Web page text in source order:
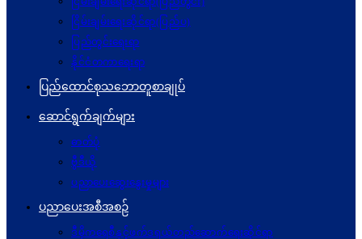
ငြိမ်းချမ်းရေးဆိုင်ရာ(ပြည်ပ)
ပြည်တွင်းရေးရာ
နိုင်ငံတကာရေးရာ
ပြည်ထောင်စုသဘောတူစာချုပ်
ဆောင်ရွက်ချက်များ
ဓာတ်ပုံ
ဗွီဒီယို
ပညာပေးဆွေးနွေးမှုများ
ပညာပေးအစီအစဉ်
ဒီမိုကရေစီနှင့်ဖက်ဒရယ်တည်ဆောက်ရေးဆိုင်ရာ